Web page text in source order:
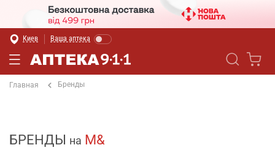
Киев Ваша аптека
Главная Бренды
БРЕНДЫ на M&